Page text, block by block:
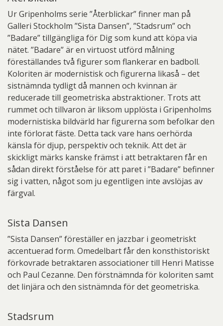
Ur Gripenholms serie ”Återblickar” finner man på
Galleri Stockholm ”Sista Dansen”, ”Stadsrum” och
”Badare” tillgängliga för Dig som kund att köpa via
nätet. ”Badare” är en virtuost utförd målning
föreställandes två figurer som flankerar en badboll.
Koloriten är modernistisk och figurerna likaså – det
sistnämnda tydligt då mannen och kvinnan är
reducerade till geometriska abstraktioner. Trots att
rummet och tillvaron är liksom upplösta i Gripenholms
modernistiska bildvärld har figurerna som befolkar den
inte förlorat fäste. Detta tack vare hans oerhörda
känsla för djup, perspektiv och teknik. Att det är
skickligt märks kanske främst i att betraktaren får en
sådan direkt förståelse för att paret i ”Badare” befinner
sig i vatten, något som ju egentligen inte avslöjas av
färgval.
Sista Dansen
”Sista Dansen” föreställer en jazzbar i geometriskt
accentuerad form. Omedelbart får den konsthistoriskt
förkovrade betraktaren associationer till Henri Matisse
och Paul Cezanne. Den förstnämnda för koloriten samt
det linjära och den sistnämnda för det geometriska.
Stadsrum